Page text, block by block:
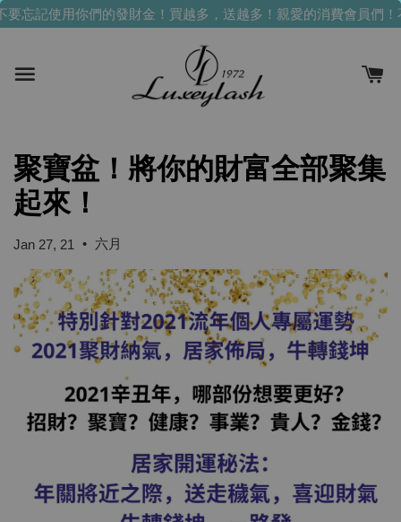
忘記使用你們的發財金！買越多，送越多！ 親愛的消費會員們
聚寶盆！將你的財富全部聚集
起來！
Jan 27, 21 • 六月